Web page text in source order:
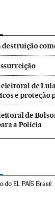
destruição
de
e proteção
de
a Polícia
do EL PAÍS Brasil